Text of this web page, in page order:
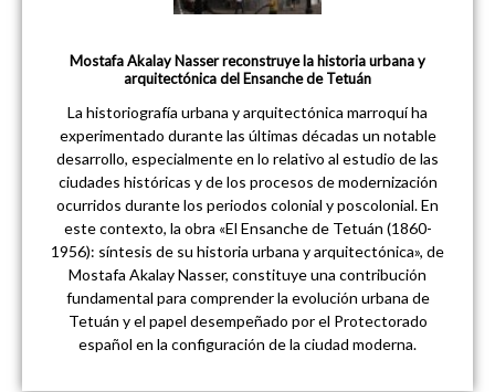
Mostafa Akalay Nasser reconstruye la historia urbana y
arquitectónica del Ensanche de Tetuán
La historiografía urbana y arquitectónica marroquí ha
experimentado durante las últimas décadas un notable
desarrollo, especialmente en lo relativo al estudio de las
ciudades históricas y de los procesos de modernización
ocurridos durante los periodos colonial y poscolonial. En
este contexto, la obra «El Ensanche de Tetuán (1860-
1956): síntesis de su historia urbana y arquitectónica», de
Mostafa Akalay Nasser, constituye una contribución
fundamental para comprender la evolución urbana de
Tetuán y el papel desempeñado por el Protectorado
español en la configuración de la ciudad moderna.